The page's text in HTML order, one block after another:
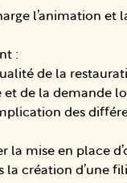
l’animation et
:
de la
et de la demande
des
mise en place
la création d’une